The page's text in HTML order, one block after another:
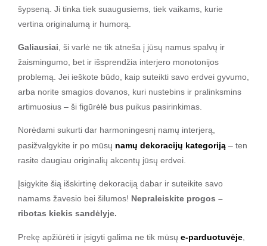
šypseną. Ji tinka tiek suaugusiems, tiek vaikams, kurie
vertina originalumą ir humorą.
Galiausiai , ši varlė ne tik atneša į jūsų namus spalvų ir
žaismingumo, bet ir išsprendžia interjero monotonijos
problemą. Jei ieškote būdo, kaip suteikti savo erdvei gyvumo,
arba norite smagios dovanos, kuri nustebins ir pralinksmins
artimuosius – ši figūrėlė bus puikus pasirinkimas.
Norėdami sukurti dar harmoningesnį namų interjerą,
pasižvalgykite ir po mūsų namų dekoracijų kategoriją – ten
rasite daugiau originalių akcentų jūsų erdvei.
Įsigykite šią išskirtinę dekoraciją dabar ir suteikite savo
namams žavesio bei šilumos! Nepraleiskite progos –
ribotas kiekis sandėlyje.
Prekę apžiūrėti ir įsigyti galima ne tik mūsų e-parduotuvėje